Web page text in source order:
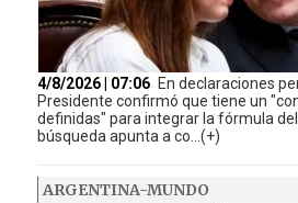
4/8/2026 | 07:06 En declaraciones
Presidente confirmó que tiene un
definidas" para integrar la fórmula
búsqueda apunta a co...(+)
ARGENTINA-MUNDO